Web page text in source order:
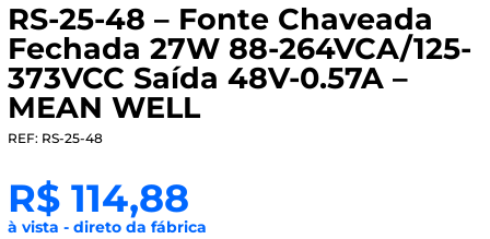
RS-25-48 – Fonte Chaveada
Fechada 27W 88-264VCA/125-
373VCC Saída 48V-0.57A –
MEAN WELL
REF: RS-25-48
R$114,88
à vista - direto da fábrica